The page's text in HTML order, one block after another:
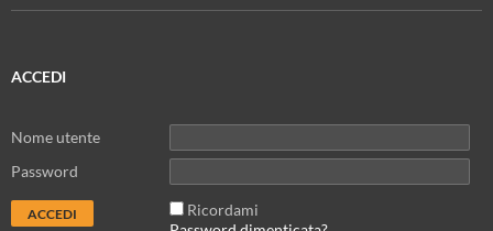
ACCEDI
Nome utente
Password
Ricordami